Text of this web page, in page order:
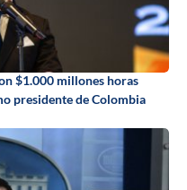
$1.000 millones horas
presidente de Colombia